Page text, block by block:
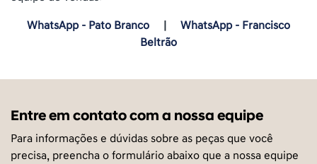
WhatsApp - Pato Branco | WhatsApp - Francisco
Beltrão
Entre em contato com a nossa equipe
Para informações e dúvidas sobre as peças que você
precisa, preencha o formulário abaixo que a nossa equipe